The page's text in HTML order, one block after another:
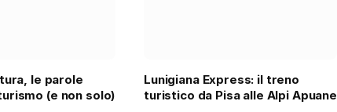
le parole
(e non solo)
Lunigiana Express: il treno
turistico da Pisa alle Alpi Apuane